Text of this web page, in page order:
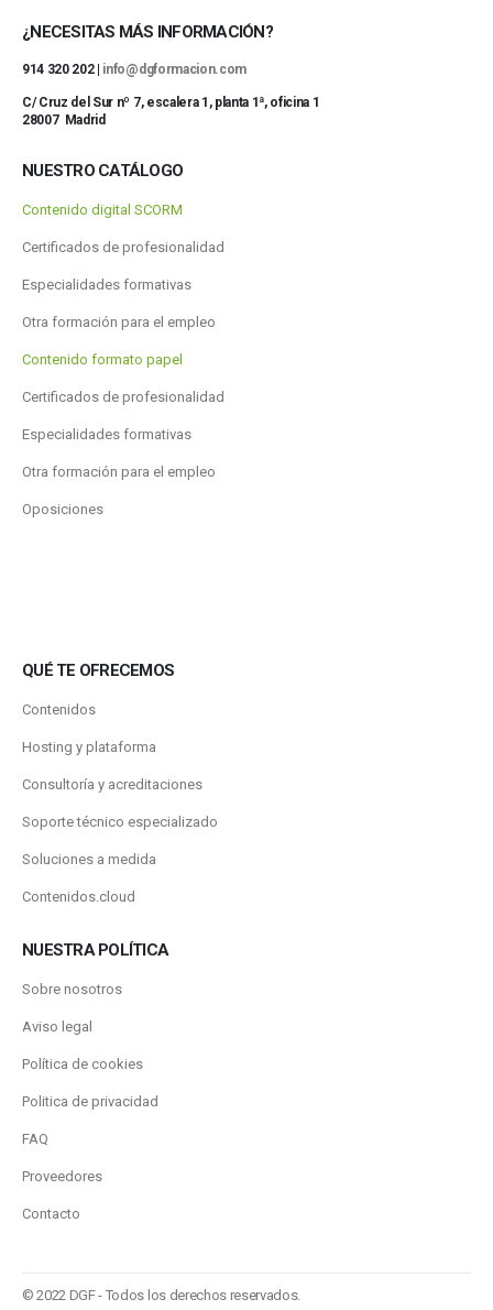
¿NECESITAS MÁS INFORMACIÓN?
914 320 202 | info@dgformacion.com
C/ Cruz del Sur nº 7, escalera 1, planta 1ª, oficina 1
28007 Madrid
NUESTRO CATÁLOGO
Contenido digital SCORM
Certificados de profesionalidad
Especialidades formativas
Otra formación para el empleo
Contenido formato papel
Certificados de profesionalidad
Especialidades formativas
Otra formación para el empleo
Oposiciones
QUÉ TE OFRECEMOS
Contenidos
Hosting y plataforma
Consultoría y acreditaciones
Soporte técnico especializado
Soluciones a medida
Contenidos.cloud
NUESTRA POLÍTICA
Sobre nosotros
Aviso legal
Política de cookies
Politica de privacidad
FAQ
Proveedores
Contacto
© 2022 DGF - Todos los derechos reservados.